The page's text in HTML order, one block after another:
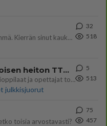
Olet pelkkä itsestään liikoja luuleva ämmä. Kierrän sinut kaukaa nyt ja aina. Olit mulle pelkkä lelu vaan.
32
518
Ernest Lawson täräytti erikoisen heiton TTK-lehdistötilaisuudessa: " Onko tässä tarkoituksena...?"
Ernest Lawson esitteli uudet TTK-tähtioppilaat ja opettajat torstaina 6.8. lehdistölle. Tulevalla kaudella on yksi hausk
julkkisjuorut
5
513
toisia arvostavasti?
75
457